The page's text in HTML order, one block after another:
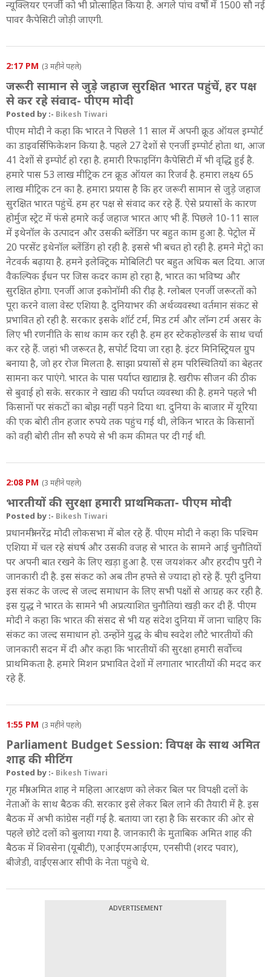
न्यूक्लियर एनर्जी को भी प्रोत्साहित किया है. अगले पांच वर्षों में 1500 सौ नई
पावर कैपेसिटी जोड़ी जाएगी.
2:17 PM (3 महीने पहले)
जरूरी सामान से जुड़े जहाज सुरक्षित भारत पहुंचें, हर पक्ष
से कर रहे संवाद- पीएम मोदी
Posted by :- Bikesh Tiwari
पीएम मोदी ने कहा कि भारत ने पिछले 11 साल में अपनी क्रूड ऑयल इम्पोर्ट
का डाइवर्सिफिकेशन किया है. पहले 27 देशों से एनर्जी इम्पोर्ट होता था, आज
41 देशों से इम्पोर्ट हो रहा है. हमारी रिफाइनिंग कैपेसिटी में भी वृद्धि हुई है.
हमारे पास 53 लाख मीट्रिक टन क्रूड ऑयल का रिजर्व है. हमारा लक्ष्य 65
लाख मीट्रिक टन का है. हमारा प्रयास है कि हर जरूरी सामान से जुड़े जहाज
सुरक्षित भारत पहुंचें. हम हर पक्ष से संवाद कर रहे हैं. ऐसे प्रयासों के कारण
होर्मुज स्ट्रेट में फंसे हमारे कई जहाज भारत आए भी हैं. पिछले 10-11 साल
में इथेनॉल के उत्पादन और उसकी ब्लेंडिंग पर बहुत काम हुआ है. पेट्रोल में
20 परसेंट इथेनॉल ब्लेंडिंग हो रही है. इससे भी बचत हो रही है. हमने मेट्रो का
नेटवर्क बढ़ाया है. हमने इलेक्ट्रिक मोबिलिटी पर बहुत अधिक बल दिया. आज
वैकल्पिक ईंधन पर जिस कदर काम हो रहा है, भारत का भविष्य और
सुरक्षित होगा. एनर्जी आज इकोनॉमी की रीढ़ है. ग्लोबल एनर्जी जरूरतों को
पूरा करने वाला वेस्ट एशिया है. दुनियाभर की अर्थव्यवस्था वर्तमान संकट से
प्रभावित हो रही है. सरकार इसके शॉर्ट टर्म, मिड टर्म और लॉन्ग टर्म असर के
लिए भी रणनीति के साथ काम कर रही है. हम हर स्टेकहोल्डर्स के साथ चर्चा
कर रहे हैं. जहां भी जरूरत है, सपोर्ट दिया जा रहा है. इंटर मिनिस्ट्रियल ग्रुप
बनाया है, जो हर रोज मिलता है. साझा प्रयासों से हम परिस्थितियों का बेहतर
सामना कर पाएंगे. भारत के पास पर्याप्त खाद्यान्न है. खरीफ सीजन की ठीक
से बुवाई हो सके. सरकार ने खाद्य की पर्याप्त व्यवस्था की है. हमने पहले भी
किसानों पर संकटों का बोझ नहीं पड़ने दिया था. दुनिया के बाजार में यूरिया
की एक बोरी तीन हजार रुपये तक पहुंच गई थी, लेकिन भारत के किसानों
को वही बोरी तीन सौ रुपये से भी कम कीमत पर दी गई थी.
2:08 PM (3 महीने पहले)
भारतीयों की सुरक्षा हमारी प्राथमिकता- पीएम मोदी
Posted by :- Bikesh Tiwari
प्रधानमंत्री नरेंद्र मोदी लोकसभा में बोल रहे हैं. पीएम मोदी ने कहा कि पश्चिम
एशिया में चल रहे संघर्ष और उसकी वजह से भारत के सामने आई चुनौतियों
पर अपनी बात रखने के लिए खड़ा हुआ है. एस जयशंकर और हरदीप पुरी ने
जानकारी दी है. इस संकट को अब तीन हफ्ते से ज्यादा हो रहे हैं. पूरी दुनिया
इस संकट के जल्द से जल्द समाधान के लिए सभी पक्षों से आग्रह कर रही है.
इस युद्ध ने भारत के सामने भी अप्रत्याशित चुनौतियां खड़ी कर दी हैं. पीएम
मोदी ने कहा कि भारत की संसद से भी यह संदेश दुनिया में जाना चाहिए कि
संकट का जल्द समाधान हो. उन्होंने युद्ध के बीच स्वदेश लौटे भारतीयों की
जानकारी सदन में दी और कहा कि भारतीयों की सुरक्षा हमारी सर्वोच्च
प्राथमिकता है. हमारे मिशन प्रभावित देशों में लगातार भारतीयों की मदद कर
रहे हैं.
1:55 PM (3 महीने पहले)
Parliament Budget Session: विपक्ष के साथ अमित
शाह की मीटिंग
Posted by :- Bikesh Tiwari
गृह मंत्री अमित शाह ने महिला आरक्षण को लेकर बिल पर विपक्षी दलों के
नेताओं के साथ बैठक की. सरकार इसे लेकर बिल लाने की तैयारी में है. इस
बैठक में अभी कांग्रेस नहीं गई है. बताया जा रहा है कि सरकार की ओर से
पहले छोटे दलों को बुलाया गया है. जानकारी के मुताबिक अमित शाह की
बैठक में शिवसेना (यूबीटी), एआईएमआईएम, एनसीपी (शरद पवार),
बीजेडी, वाईएसआर सीपी के नेता पहुंचे थे.
ADVERTISEMENT